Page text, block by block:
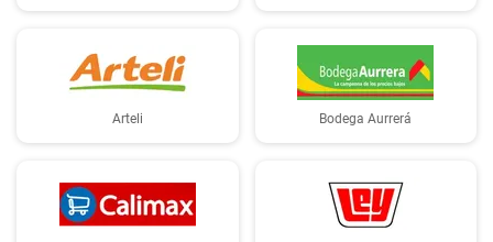
Arteli Bodega Aurrerá